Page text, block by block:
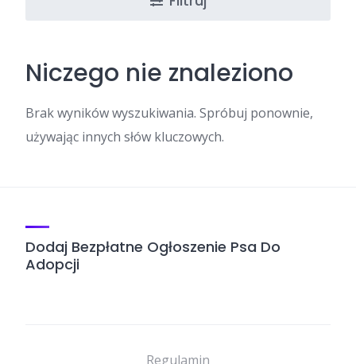
Niczego nie znaleziono
Brak wyników wyszukiwania. Spróbuj ponownie,
używając innych słów kluczowych.
Dodaj Bezpłatne Ogłoszenie Psa Do
Adopcji
Regulamin